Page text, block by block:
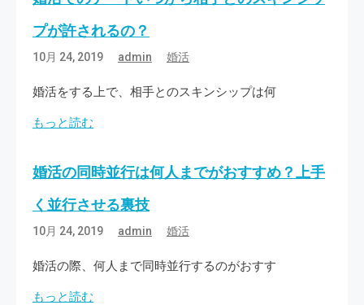
プが許されるの？
10月 24, 2019 admin 婚活
婚活をする上で、相手とのスキンシップは何
もっと読む
婚活の同時並行は何人までがおすすめ？上手
く並行させる裏技
10月 24, 2019 admin 婚活
婚活の際、何人まで同時並行するのがおすす
もっと読む